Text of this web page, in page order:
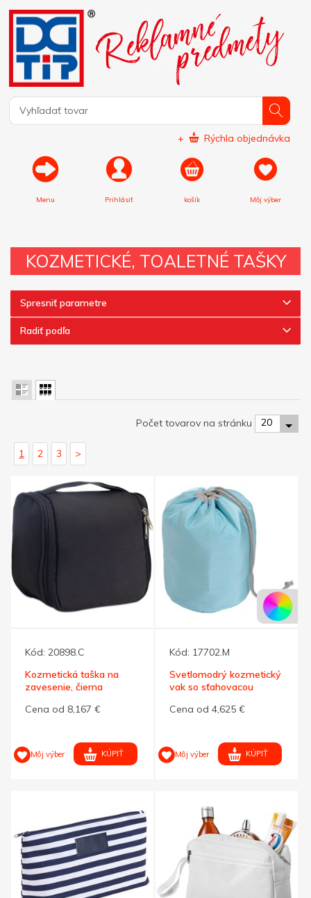
+ Rýchla objednávka
Menu Prihlásiť košík Môj výber
KOZMETICKÉ, TOALETNÉ TAŠKY
Spresniť parametre
Radiť podľa
Počet tovarov na stránku 20
1 2 3 >
Kód: 20898.C
Kozmetická taška na
zavesenie, čierna
Cena od 8,167 €
Môj výber KÚPIŤ
Kód: 17702.M
Svetlomodrý kozmetický
vak so sťahovacou
Cena od 4,625 €
Môj výber KÚPIŤ